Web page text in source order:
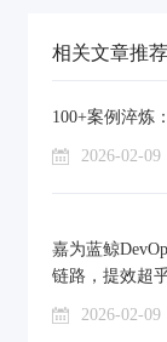
相关文章推荐
100+案例淬炼
2026-02-09
嘉为蓝鲸
链路，提效超
2026-02-09